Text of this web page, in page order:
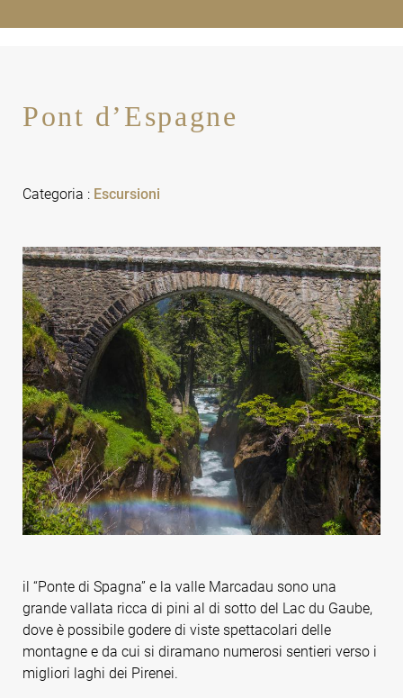
Pont d’Espagne
Categoria : Escursioni
il “Ponte di Spagna” e la valle Marcadau sono una
grande vallata ricca di pini al di sotto del Lac du Gaube,
dove è possibile godere di viste spettacolari delle
montagne e da cui si diramano numerosi sentieri verso i
migliori laghi dei Pirenei.